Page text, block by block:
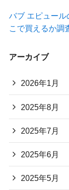
バブ エピュー
こで買えるか調
アーカイブ
2026年1月
2025年8月
2025年7月
2025年6月
2025年5月